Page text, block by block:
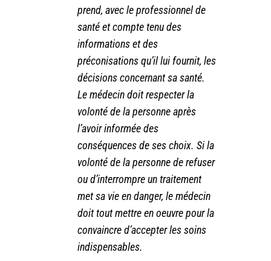
prend, avec le professionnel de
santé et compte tenu des
informations et des
préconisations qu’il lui fournit, les
décisions concernant sa santé.
Le médecin doit respecter la
volonté de la personne après
l’avoir informée des
conséquences de ses choix. Si la
volonté de la personne de refuser
ou d’interrompre un traitement
met sa vie en danger, le médecin
doit tout mettre en oeuvre pour la
convaincre d’accepter les soins
indispensables.